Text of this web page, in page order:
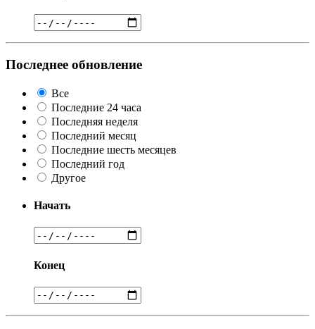
Последнее обновление
Все
Последние 24 часа
Последняя неделя
Последний месяц
Последние шесть месяцев
Последний год
Другое
Начать
Конец